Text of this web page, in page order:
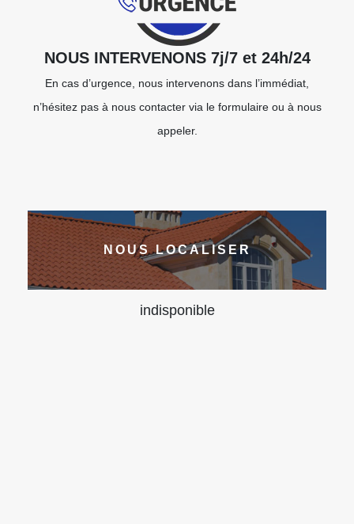
NOUS INTERVENONS 7j/7 et 24h/24
En cas d’urgence, nous intervenons dans l’immédiat,
n’hésitez pas à nous contacter via le formulaire ou à nous
appeler.
NOUS LOCALISER
indisponible